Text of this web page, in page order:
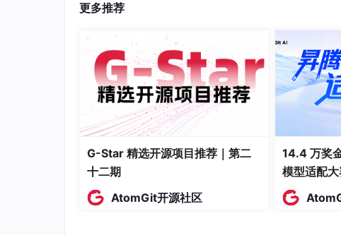
更多推荐
G-Star 精选开源项目推荐｜第二
十二期
AtomGit开源社区
14.4 万奖
模型适配大